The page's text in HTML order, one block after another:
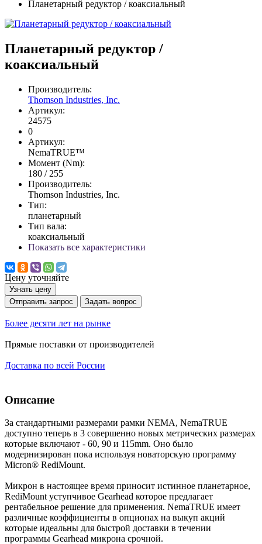
Планетарный редуктор / коаксиальный
Планетарный редуктор /
коаксиальный
Производитель:
Thomson Industries, Inc.
Артикул:
24575
0
Артикул:
NemaTRUE™
Момент (Nm):
180 / 255
Производитель:
Thomson Industries, Inc.
Тип:
планетарный
Тип вала:
коаксиальный
Показать все характеристики
Цену уточняйте
Узнать цену
Отправить запрос
Задать вопрос
Более десяти лет на рынке
Прямые поставки от производителей
Доставка по всей России
Описание
За стандартными размерами рамки NEMA, NemaTRUE
доступно теперь в 3 совершенно новых метрических размерах
которые включают - 60, 90 и 115mm. Оно было
модернизирован пока используя новаторскую программу
Micron® RediMount.
Микрон в настоящее время приносит истинное планетарное,
RediMount уступчивое Gearhead которое предлагает
рентабельное решение для применения. NemaTRUE имеет
различные коэффициенты в опционах на выкуп акций
которые идеальны для быстрой доставки в течении
программы Gearhead микрона срочной.